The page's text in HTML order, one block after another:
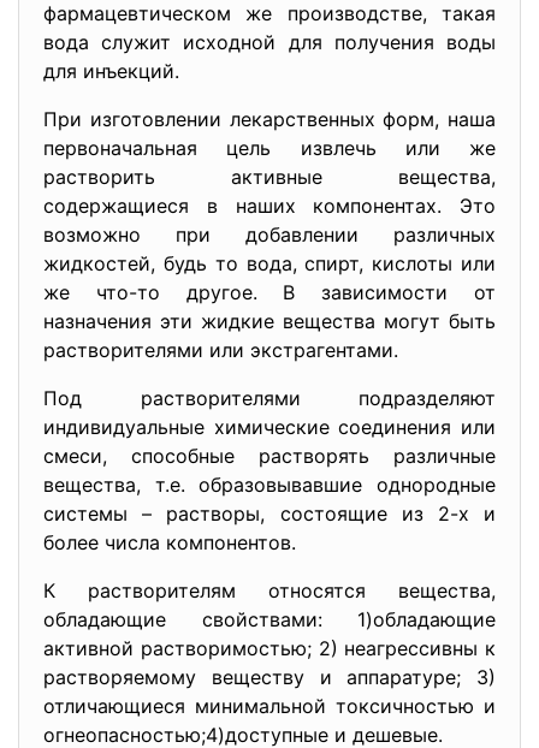
фармацевтическом же производстве, такая
вода служит исходной для получения воды
для инъекций.
При изготовлении лекарственных форм, наша
первоначальная цель извлечь или же
растворить активные вещества,
содержащиеся в наших компонентах. Это
возможно при добавлении различных
жидкостей, будь то вода, спирт, кислоты или
же что-то другое. В зависимости от
назначения эти жидкие вещества могут быть
растворителями или экстрагентами.
Под растворителями подразделяют
индивидуальные химические соединения или
смеси, способные растворять различные
вещества, т.е. образовывавшие однородные
системы – растворы, состоящие из 2-х и
более числа компонентов.
К растворителям относятся вещества,
обладающие свойствами: 1)обладающие
активной растворимостью; 2) неагрессивны к
растворяемому веществу и аппаратуре; 3)
отличающиеся минимальной токсичностью и
огнеопасностью;4)доступные и дешевые.